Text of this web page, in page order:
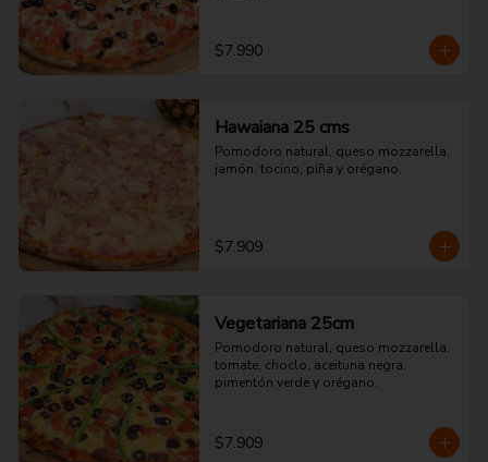
$7.990
Hawaiana 25 cms
Pomodoro natural, queso mozzarella,
jamón, tocino, piña y orégano.
$7.909
Vegetariana 25cm
Pomodoro natural, queso mozzarella,
tomate, choclo, aceituna negra,
pimentón verde y orégano.
$7.909